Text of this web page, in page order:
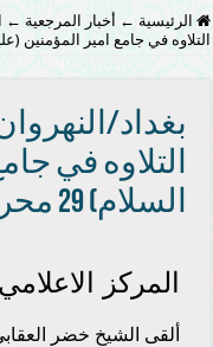
الرئيسية ← أخبار المرجعية ←
التلاوه في جامع امير المؤمنين (عليه
بغداد/
التلاوه في
السلام) 29 محرم 1439هـ
المركز
ألقى الشيخ خضر